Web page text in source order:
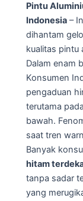
Pintu
Indonesia –
dihantam
kualitas pintu
Dalam enam
Konsumen
pengaduan
terutama
bawah.
saat tren
Banyak
hitam
tanpa sadar
yang